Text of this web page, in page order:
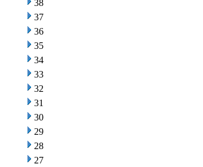
38
37
36
35
34
33
32
31
30
29
28
27